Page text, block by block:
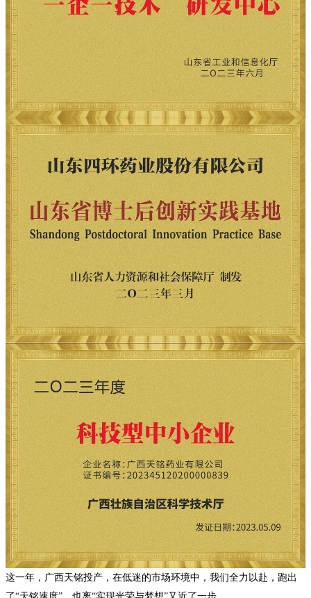
这一年，广西天铭投产，在低迷的市场环境中，我们全力以赴，跑出